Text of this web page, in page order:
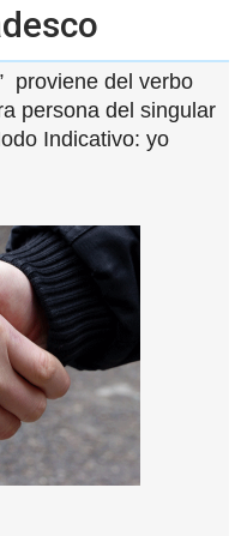
proviene del verbo
persona del singular
Indicativo: yo